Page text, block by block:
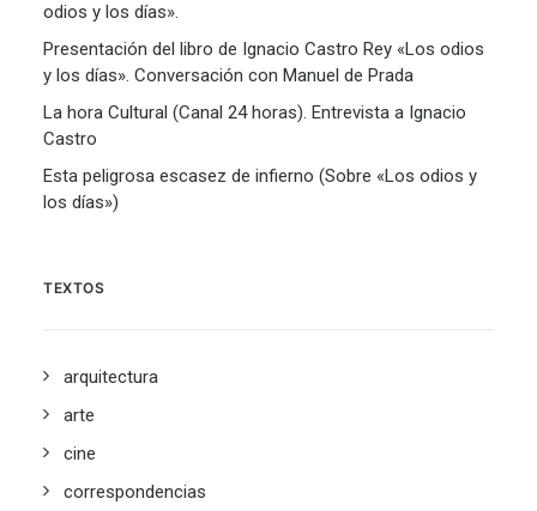
odios y los días».
Presentación del libro de Ignacio Castro Rey «Los odios
y los días». Conversación con Manuel de Prada
La hora Cultural (Canal 24 horas). Entrevista a Ignacio
Castro
Esta peligrosa escasez de infierno (Sobre «Los odios y
los días»)
TEXTOS
arquitectura
arte
cine
correspondencias